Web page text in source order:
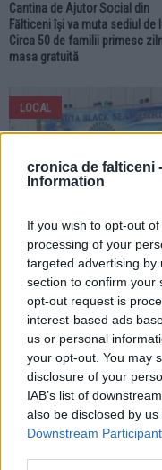
cronica de falticeni -
Information
If you wish to opt-out
processing of your
targeted advertising by
section to confirm your
opt-out request is
interest-based ads
us or personal
your opt-out. You may
disclosure of your
IAB’s list of
also be disclosed by
Downstream
Cantina de Ajutor Social din
Fălticeni își va muta sediul de
Circa 50 de familii primesc
masa gratuită
LOCAL
01.08.2026
Copiii din Fălticeni au
România la Festivalul
„Nestiya” și au câștigat trofeul
evenimentului
LOCAL